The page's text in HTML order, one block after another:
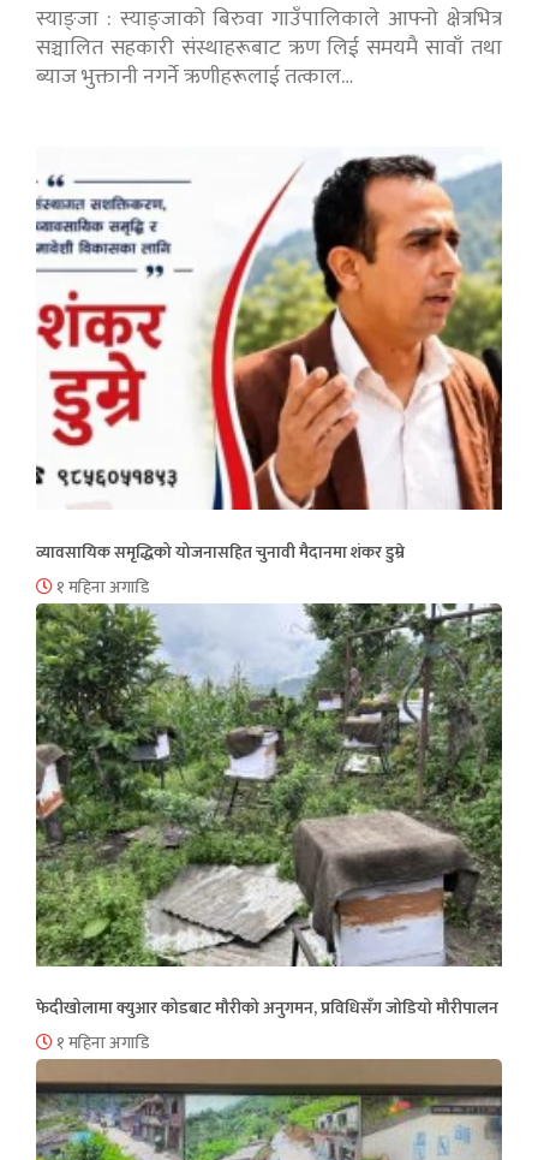
स्याङ्जा : स्याङ्जाको बिरुवा गाउँपालिकाले आफ्नो क्षेत्रभित्र
सञ्चालित सहकारी संस्थाहरूबाट ऋण लिई समयमै सावाँ तथा
ब्याज भुक्तानी नगर्ने ऋणीहरूलाई तत्काल…
व्यावसायिक समृद्धिको योजनासहित चुनावी मैदानमा शंकर डुम्रे
१ महिना अगाडि
फेदीखोलामा क्युआर कोडबाट मौरीको अनुगमन, प्रविधिसँग जोडियो मौरीपालन
१ महिना अगाडि